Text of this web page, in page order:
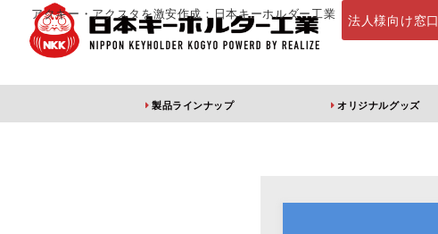
アクキー・アクスタを激安作成：日本キーホルダー工業 法人様向け窓口
製品ラインナップ オリジナルグッズ